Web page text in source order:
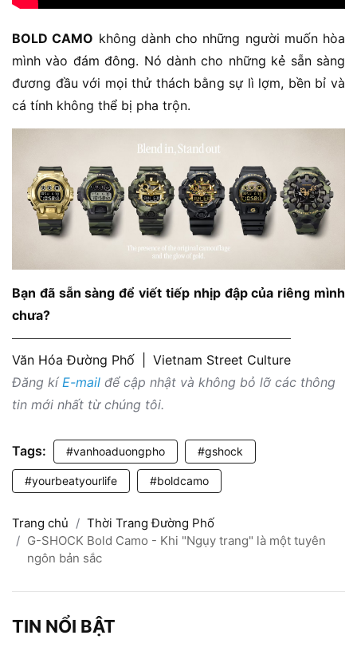
BOLD CAMO không dành cho những người muốn hòa
mình vào đám đông. Nó dành cho những kẻ sẵn sàng
đương đầu với mọi thử thách bằng sự lì lợm, bền bỉ và
cá tính không thể bị pha trộn.
Bạn đã sẵn sàng để viết tiếp nhịp đập của riêng mình
chưa?
Văn Hóa Đường Phố
Vietnam Street Culture
Đăng kíE-mail để cập nhật và không bỏ lỡ các thông
tin mới nhất từ chúng tôi.
Tags: #vanhoaduongpho #gshock
#yourbeatyourlife #boldcamo
Trang chủ
Thời Trang Đường Phố
G-SHOCK Bold Camo - Khi "Ngụy trang" là một tuyên
ngôn bản sắc
TIN NỔI BẬT